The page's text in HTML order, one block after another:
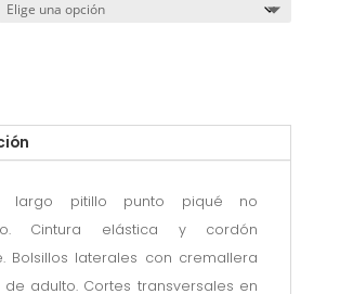
largo pitillo punto piqué no
Cintura elástica y cordón
Bolsillos laterales con cremallera
de adulto. Cortes transversales en